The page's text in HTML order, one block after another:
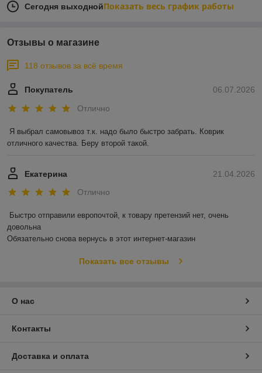
Сегодня выходнойПоказать весь график работы
Отзывы о магазине
118 отзывов за всё время
06.07.2026
Покупатель
Отлично
Я выбрал самовывоз т.к. надо было быстро забрать. Коврик
отличного качества. Беру второй такой.
21.04.2026
Екатерина
Отлично
Быстро отправили европочтой, к товару претензий нет, очень
довольна
Обязательно снова вернусь в этот интернет-магазин
Показать все отзывы
О нас
Контакты
Доставка и оплата